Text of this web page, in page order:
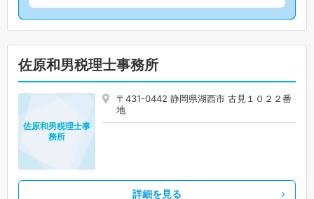
佐原和男税理士事務所
〒431-0442 静岡県湖西市 古見１０２２番
地
佐原和男税理士事
務所
詳細を見る